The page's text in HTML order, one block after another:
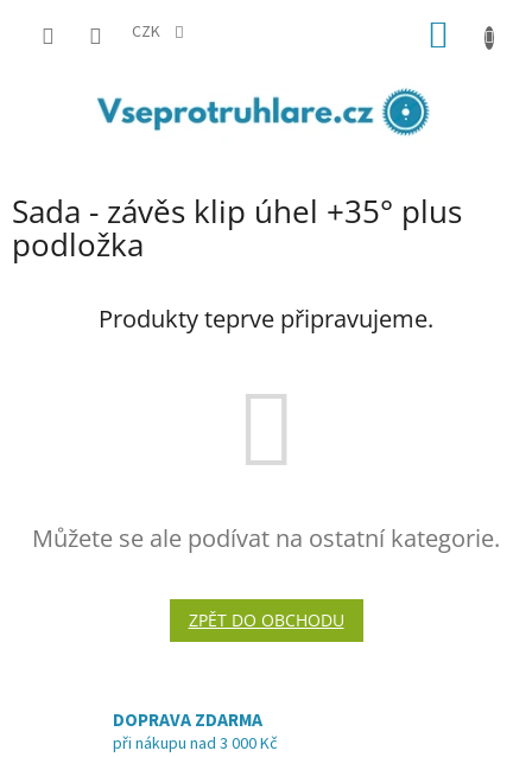
CZK
Sada - závěs klip úhel +35° plus
podložka
Produkty teprve připravujeme.
Můžete se ale podívat na ostatní kategorie.
ZPĚT DO OBCHODU
DOPRAVA ZDARMA
při nákupu nad 3 000 Kč